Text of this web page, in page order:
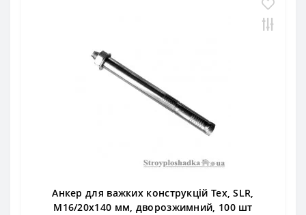
Анкер для важких конструкцій Тех, SLR,
М16/20х140 мм, дворозжимний, 100 шт